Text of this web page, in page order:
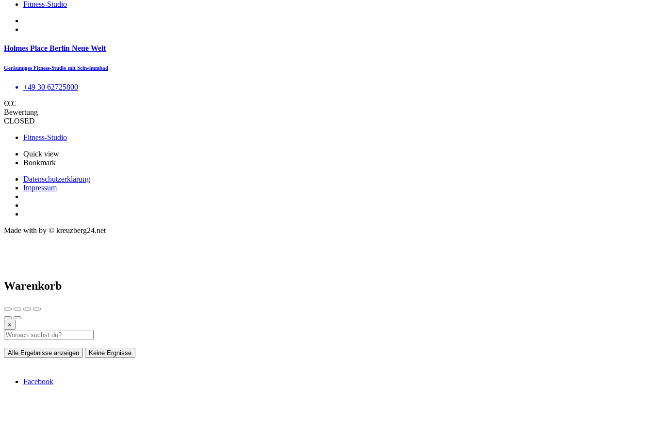
Fitness-Studio
Holmes Place Berlin Neue Welt
Geräumiges Fitness-Studio mit Schwimmbad
+49 30 62725800
€€€
Bewertung
CLOSED
Fitness-Studio
Quick view
Bookmark
Datenschutzerklärung
Impressum
Made with by © kreuzberg24.net
Warenkorb
×
Alle Ergebnisse anzeigen Keine Ergnisse
Facebook